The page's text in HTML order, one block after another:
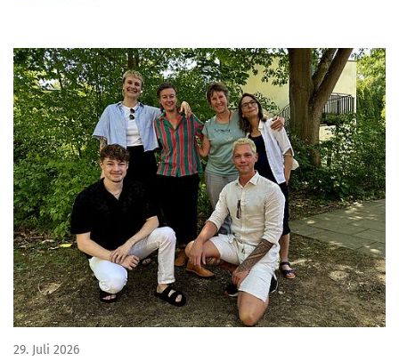
29. Juli 2026